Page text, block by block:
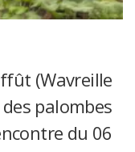
(Wavreille
palombes
du 06